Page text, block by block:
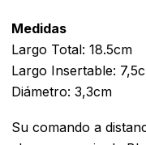
Medidas
Largo Total: 18.5cm
Largo Insertable:
Diámetro: 3,3cm
Su comando a